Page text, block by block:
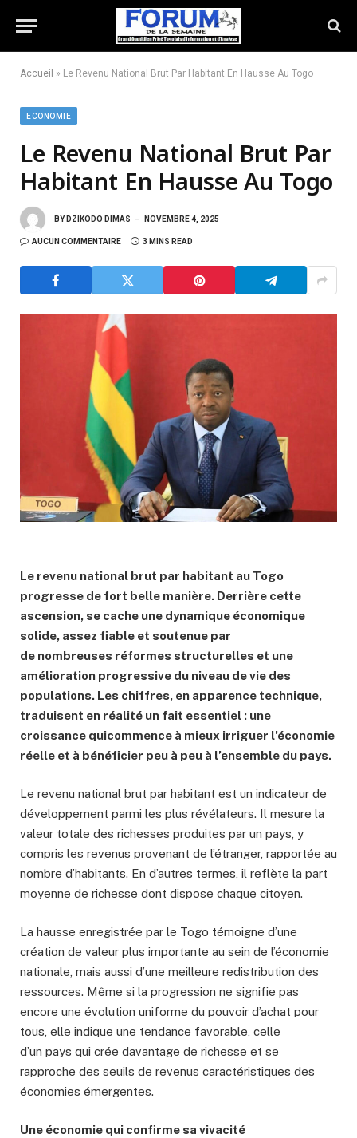
Accueil » Le Revenu National Brut Par Habitant En Hausse Au Togo
ECONOMIE
Le Revenu National Brut Par
Habitant En Hausse Au Togo
BY DZIKODO DIMAS NOVEMBRE 4, 2025
AUCUN COMMENTAIRE 3 MINS READ
Le revenu national brut par habitant au Togo
progresse de fort belle manière. Derrière cette
ascension, se cache une dynamique économique
solide, assez fiable et soutenue par
de nombreuses réformes structurelles et une
amélioration progressive du niveau de vie des
populations. Les chiffres, en apparence technique,
traduisent en réalité un fait essentiel : une
croissance quicommence à mieux irriguer l’économie
réelle et à bénéficier peu à peu à l’ensemble du pays.
Le revenu national brut par habitant est un indicateur de
développement parmi les plus révélateurs. Il mesure la
valeur totale des richesses produites par un pays, y
compris les revenus provenant de l’étranger, rapportée au
nombre d’habitants. En d’autres termes, il reflète la part
moyenne de richesse dont dispose chaque citoyen.
La hausse enregistrée par le Togo témoigne d’une
création de valeur plus importante au sein de l’économie
nationale, mais aussi d’une meilleure redistribution des
ressources. Même si la progression ne signifie pas
encore une évolution uniforme du pouvoir d’achat pour
tous, elle indique une tendance favorable, celle
d’un pays qui crée davantage de richesse et se
rapproche des seuils de revenus caractéristiques des
économies émergentes.
Une économie qui confirme sa vivacité